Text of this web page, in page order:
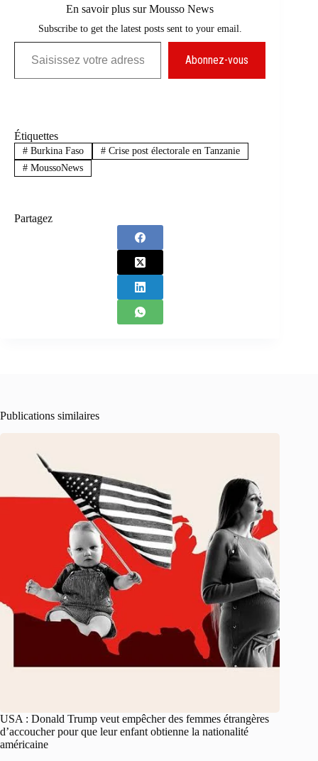
En savoir plus sur Mousso News
Subscribe to get the latest posts sent to your email.
Saisissez votre adresse e-mail…
Abonnez-vous
Étiquettes
#Burkina Faso #Crise post électorale en Tanzanie
#MoussoNews
Partagez
Publications similaires
USA : Donald Trump veut empêcher des femmes étrangères
d’accoucher pour que leur enfant obtienne la nationalité
américaine